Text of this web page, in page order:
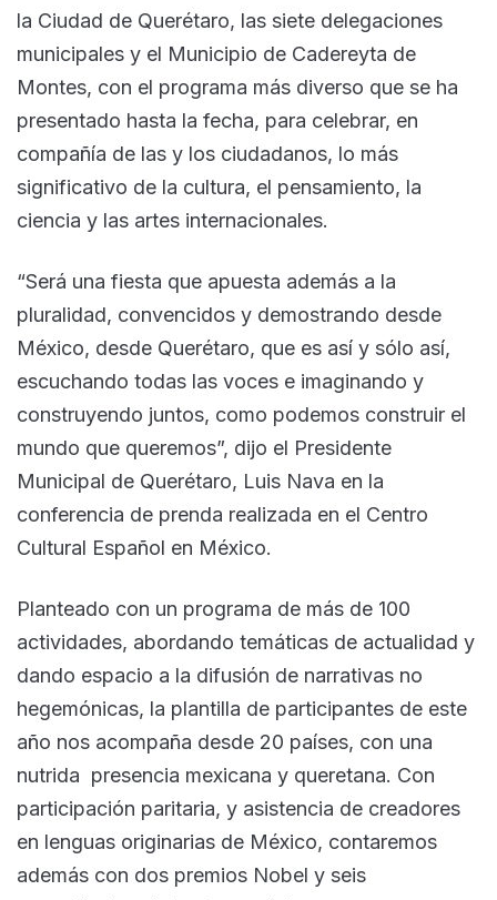
la Ciudad de Querétaro, las siete delegaciones
municipales y el Municipio de Cadereyta de
Montes, con el programa más diverso que se ha
presentado hasta la fecha, para celebrar, en
compañía de las y los ciudadanos, lo más
significativo de la cultura, el pensamiento, la
ciencia y las artes internacionales.
“Será una fiesta que apuesta además a la
pluralidad, convencidos y demostrando desde
México, desde Querétaro, que es así y sólo así,
escuchando todas las voces e imaginando y
construyendo juntos, como podemos construir el
mundo que queremos”, dijo el Presidente
Municipal de Querétaro, Luis Nava en la
conferencia de prenda realizada en el Centro
Cultural Español en México.
Planteado con un programa de más de 100
actividades, abordando temáticas de actualidad y
dando espacio a la difusión de narrativas no
hegemónicas, la plantilla de participantes de este
año nos acompaña desde 20 países, con una
nutrida presencia mexicana y queretana. Con
participación paritaria, y asistencia de creadores
en lenguas originarias de México, contaremos
además con dos premios Nobel y seis